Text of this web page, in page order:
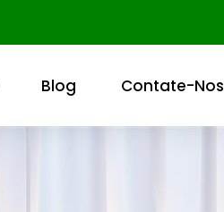
Blog Contate-Nos